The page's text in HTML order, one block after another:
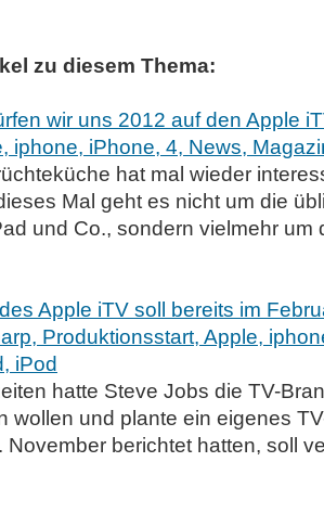
zu diesem Thema:
wir uns 2012 auf den Apple
iphone, iPhone, 4, News,
hat mal wieder
Mal geht es nicht um die
und Co., sondern vielmehr um
Apple iTV soll bereits im
Produktionsstart, Apple,
iPod
hatte Steve Jobs die TV-
wollen und plante ein eigenes
November berichtet hatten, soll